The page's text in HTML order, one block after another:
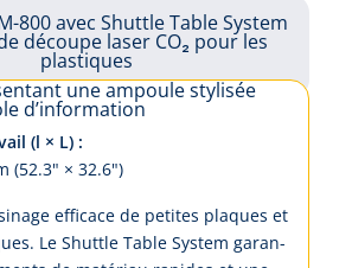
(l × L) :
(52.3" × 32.6")
ef­fi­ca­ce de pe­ti­tes pla­ques et
Le Shut­tle Ta­ble Sys­tem ga­ran­